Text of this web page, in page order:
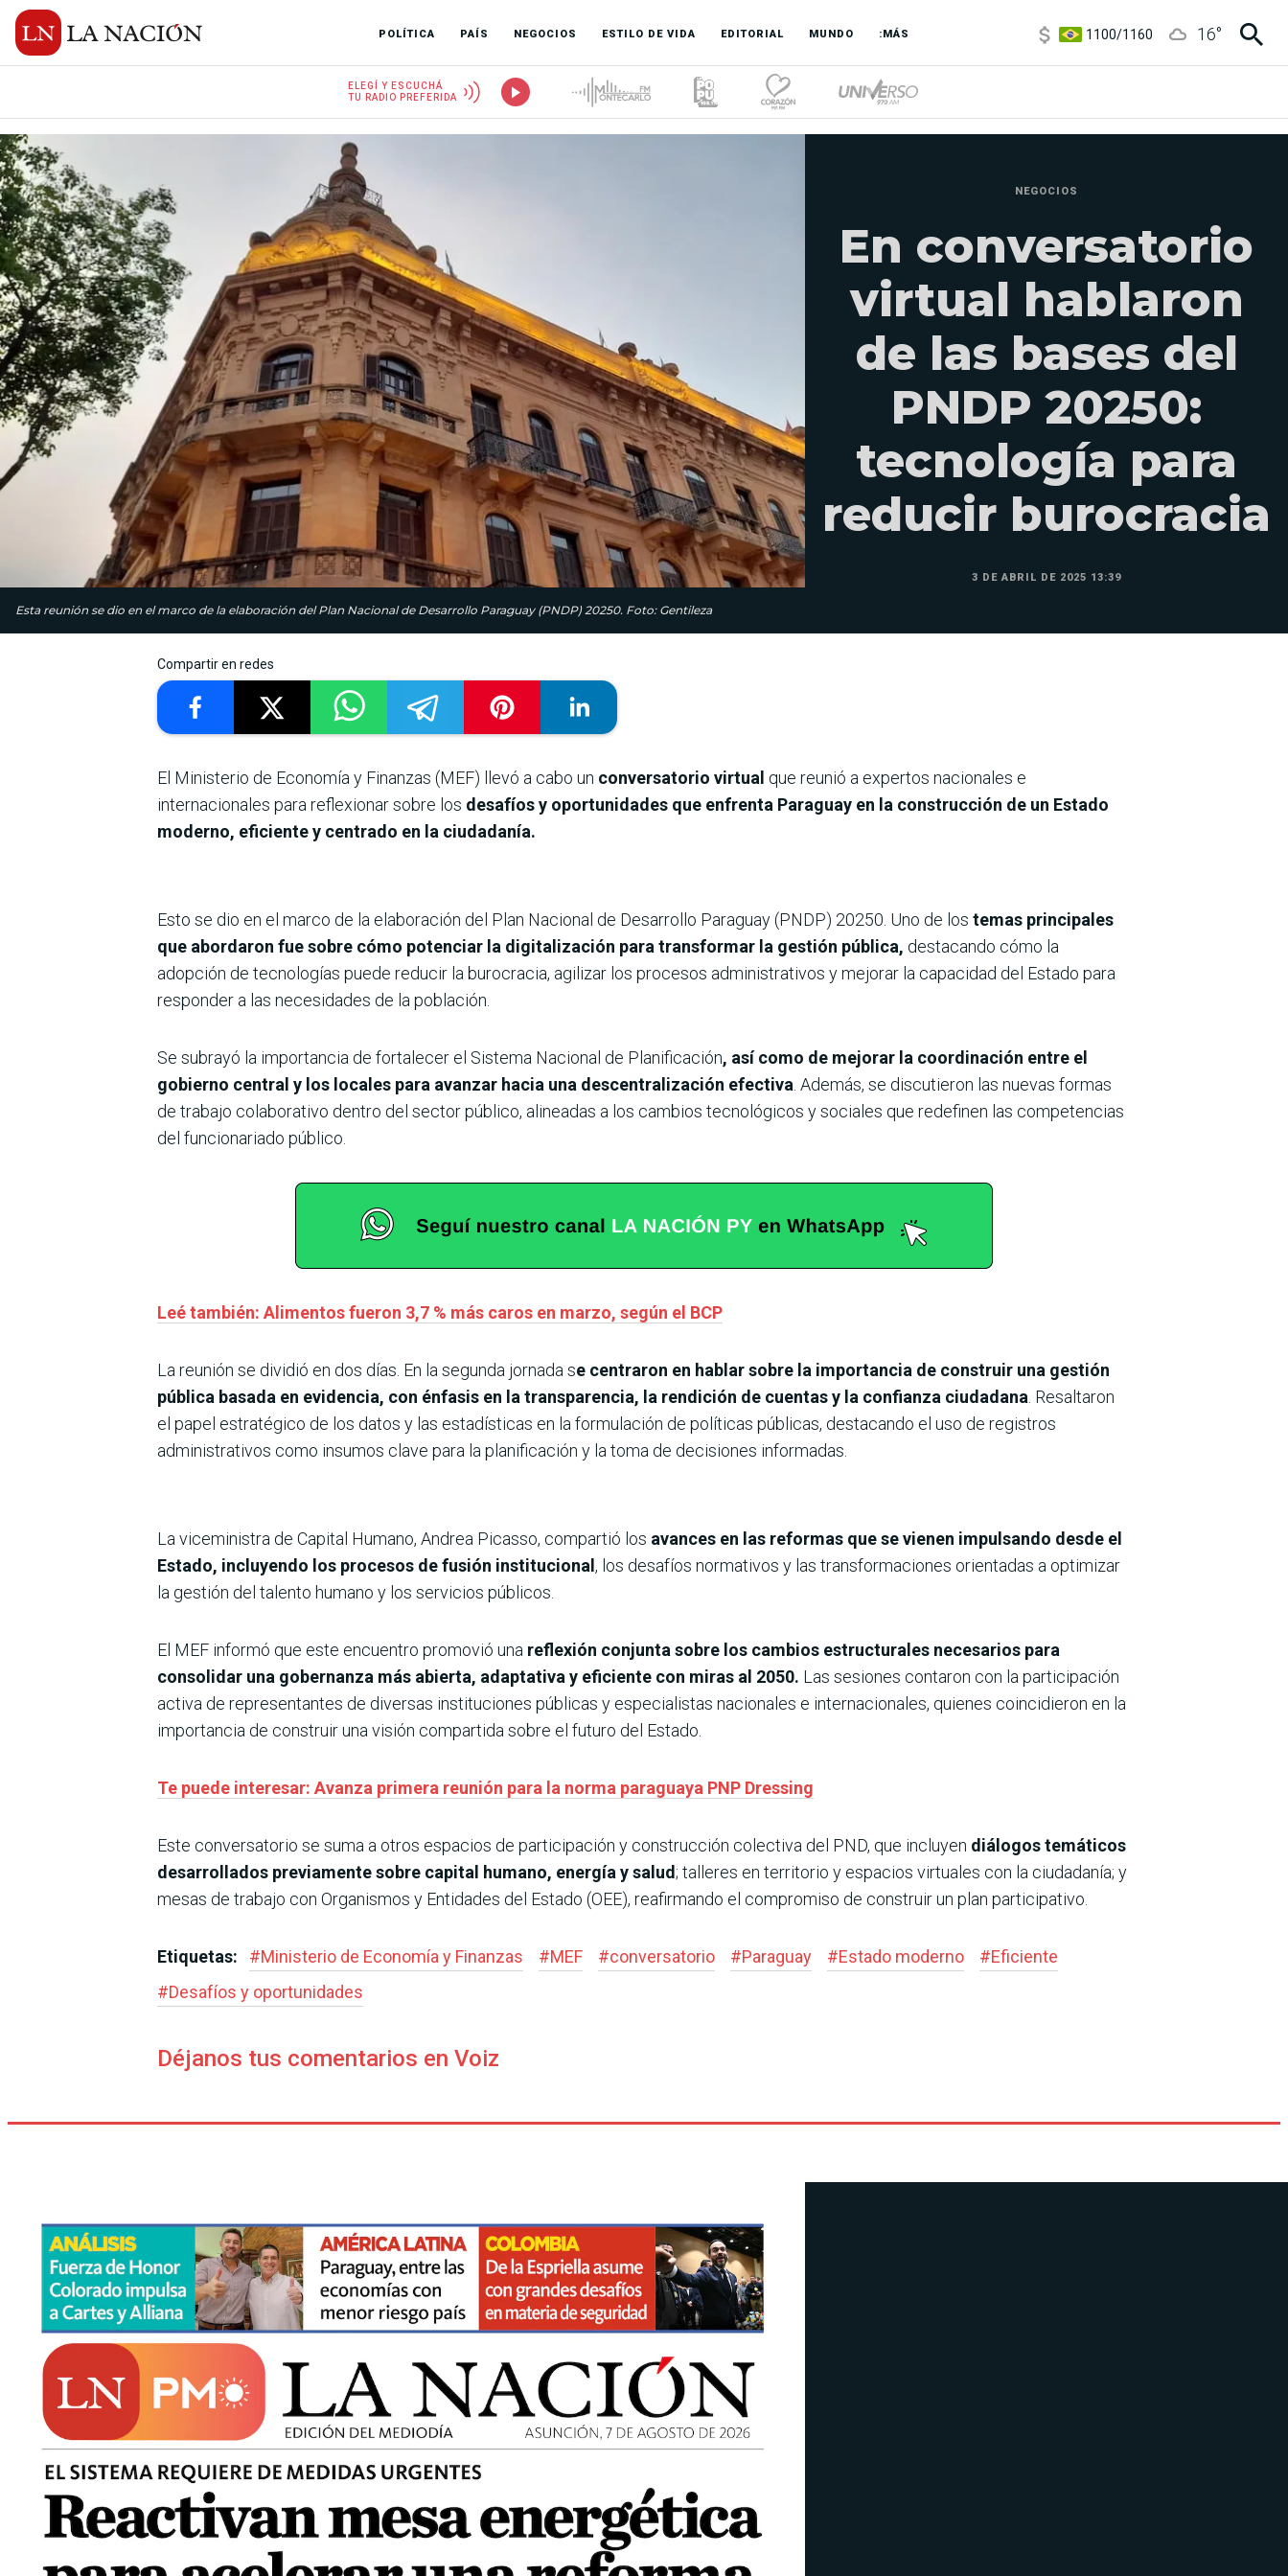
POLÍTICA PAÍS NEGOCIOS ESTILO DE VIDA EDITORIAL MUNDO :MÁS
3,8/4
6850/7200
16°
ELEGÍ Y ESCUCHÁ
TU RADIO PREFERIDA
Esta reunión se dio en el marco de la elaboración del Plan Nacional de Desarrollo Paraguay (PNDP) 20250. Foto: Gentileza
NEGOCIOS
En conversatorio
virtual hablaron
de las bases del
PNDP 20250:
tecnología para
reducir burocracia
3 DE ABRIL DE 2025 13:39
Compartir en redes
El Ministerio de Economía y Finanzas (MEF) llevó a cabo un conversatorio virtual que reunió a expertos nacionales e
internacionales para reflexionar sobre los desafíos y oportunidades que enfrenta Paraguay en la construcción de un Estado
moderno, eficiente y centrado en la ciudadanía.
Esto se dio en el marco de la elaboración del Plan Nacional de Desarrollo Paraguay (PNDP) 20250. Uno de los temas principales
que abordaron fue sobre cómo potenciar la digitalización para transformar la gestión pública, destacando cómo la
adopción de tecnologías puede reducir la burocracia, agilizar los procesos administrativos y mejorar la capacidad del Estado para
responder a las necesidades de la población.
Se subrayó la importancia de fortalecer el Sistema Nacional de Planificación, así como de mejorar la coordinación entre el
gobierno central y los locales para avanzar hacia una descentralización efectiva . Además, se discutieron las nuevas formas
de trabajo colaborativo dentro del sector público, alineadas a los cambios tecnológicos y sociales que redefinen las competencias
del funcionariado público.
Leé también: Alimentos fueron 3,7 % más caros en marzo, según el BCP
La reunión se dividió en dos días. En la segunda jornada se centraron en hablar sobre la importancia de construir una gestión
pública basada en evidencia, con énfasis en la transparencia, la rendición de cuentas y la confianza ciudadana . Resaltaron
el papel estratégico de los datos y las estadísticas en la formulación de políticas públicas, destacando el uso de registros
administrativos como insumos clave para la planificación y la toma de decisiones informadas.
La viceministra de Capital Humano, Andrea Picasso, compartió los avances en las reformas que se vienen impulsando desde el
Estado, incluyendo los procesos de fusión institucional , los desafíos normativos y las transformaciones orientadas a optimizar
la gestión del talento humano y los servicios públicos.
El MEF informó que este encuentro promovió una reflexión conjunta sobre los cambios estructurales necesarios para
consolidar una gobernanza más abierta, adaptativa y eficiente con miras al 2050. Las sesiones contaron con la participación
activa de representantes de diversas instituciones públicas y especialistas nacionales e internacionales, quienes coincidieron en la
importancia de construir una visión compartida sobre el futuro del Estado.
Te puede interesar: Avanza primera reunión para la norma paraguaya PNP Dressing
Este conversatorio se suma a otros espacios de participación y construcción colectiva del PND, que incluyen diálogos temáticos
desarrollados previamente sobre capital humano, energía y salud; talleres en territorio y espacios virtuales con la ciudadanía; y
mesas de trabajo con Organismos y Entidades del Estado (OEE), reafirmando el compromiso de construir un plan participativo.
Etiquetas: #Ministerio de Economía y Finanzas #MEF #conversatorio #Paraguay #Estado moderno #Eficiente
#Desafíos y oportunidades
Déjanos tus comentarios en Voiz